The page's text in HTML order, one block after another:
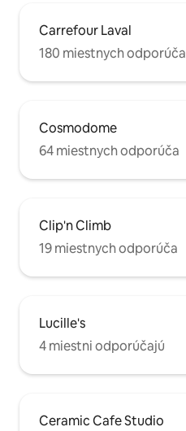
Carrefour Laval
180 miestnych odporúča
Cosmodome
64 miestnych odporúča
Clip'n Climb
19 miestnych odporúča
Lucille's
4 miestni odporúčajú
Ceramic Cafe Studio